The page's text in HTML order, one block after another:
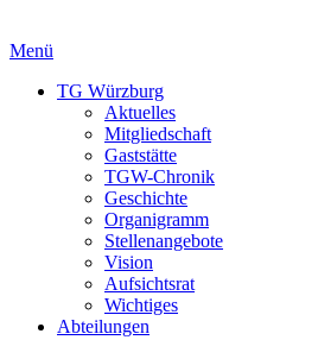
Menü
TG Würzburg
Aktuelles
Mitgliedschaft
Gaststätte
TGW-Chronik
Geschichte
Organigramm
Stellenangebote
Vision
Aufsichtsrat
Wichtiges
Abteilungen